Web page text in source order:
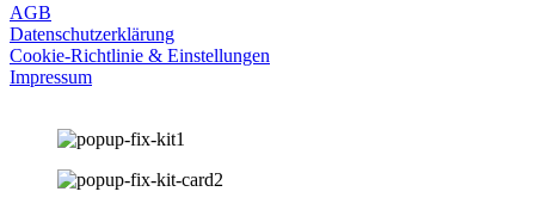
AGB
Datenschutzerklärung
Cookie-Richtlinie & Einstellungen
Impressum